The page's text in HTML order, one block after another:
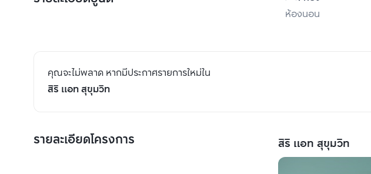
ห้องนอน
คุณจะไม่พลาด หากมีประกาศรายการใหม่ใน
สิริ แอท สุขุมวิท
รายละเอียดโครงการ สิริ แอท สุขุมวิท